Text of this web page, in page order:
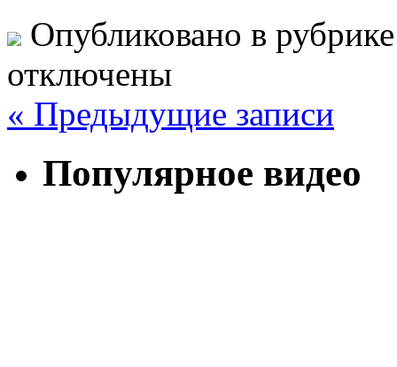
Опубликовано в
отключены
« Предыдущие записи
Популярное видео